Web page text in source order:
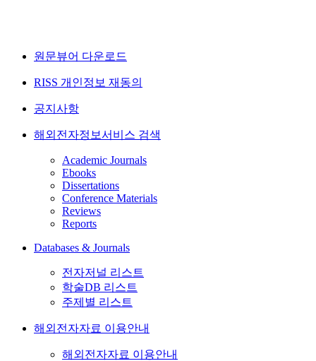
원문뷰어 다운로드
RISS 개인정보 재동의
공지사항
해외전자정보서비스 검색
Academic Journals
Ebooks
Dissertations
Conference Materials
Reviews
Reports
Databases & Journals
전자저널 리스트
학술DB 리스트
주제별 리스트
해외전자자료 이용안내
해외전자자료 이용안내